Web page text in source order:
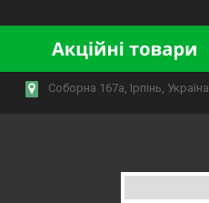
Соборна 167а, Ірпінь, Україна